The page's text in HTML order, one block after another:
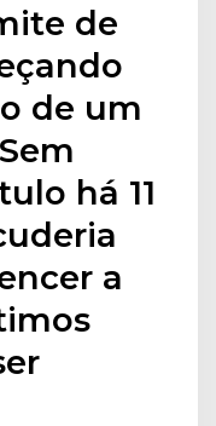
de
de um
há 11
a